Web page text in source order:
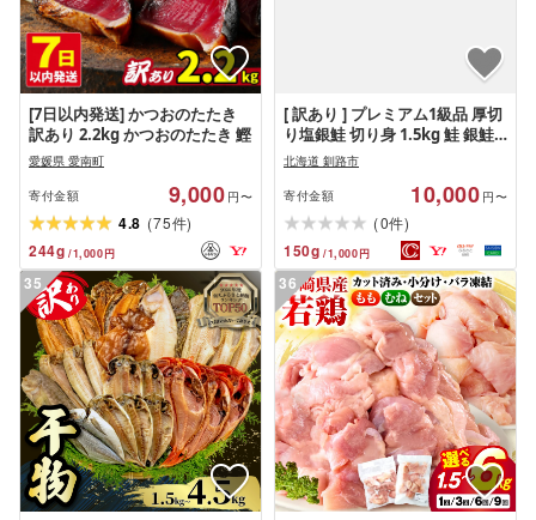
[7日以内発送] かつおのたたき
訳あり 2.2kg かつおのたたき 鰹
愛媛県 愛南町
寄付金額 9,000 円〜
4.8 (75件)
244g /1,000円
[ 訳あり ] プレミアム1級品 厚切
り塩銀鮭 切り身 1.5kg 鮭 銀鮭
塩鮭 しゃけ シャケ さけ サケ 魚
切身 訳アリ 規格外 不揃い 家庭
用 わけあり 弁当 支援 サーモン
厚切 冷凍 おかず
北海道 釧路市
寄付金額 10,000 円〜
(0件)
150g /1,000円
35 36